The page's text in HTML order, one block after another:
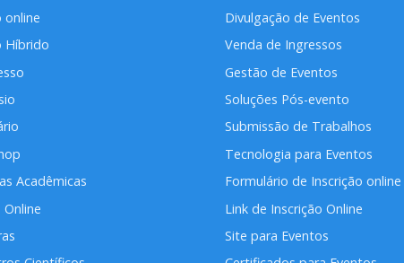
online
Híbrido
Acadêmicas
Online
Divulgação de Eventos
Venda de Ingressos
Gestão de Eventos
Soluções Pós-evento
Submissão de Trabalhos
Tecnologia para Eventos
Formulário de Inscrição online
Link de Inscrição Online
Site para Eventos